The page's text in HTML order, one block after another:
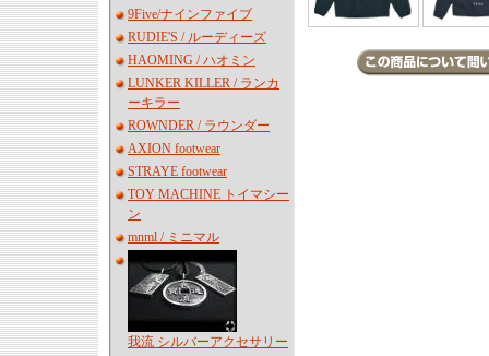
9Five/ナインファイブ
RUDIE'S / ルーディーズ
HAOMING / ハオミン
LUNKER KILLER / ランカ
ーキラー
ROWNDER / ラウンダー
AXION footwear
STRAYE footwear
TOY MACHINE トイマシー
ン
mnml / ミニマル
我流 シルバーアクセサリー